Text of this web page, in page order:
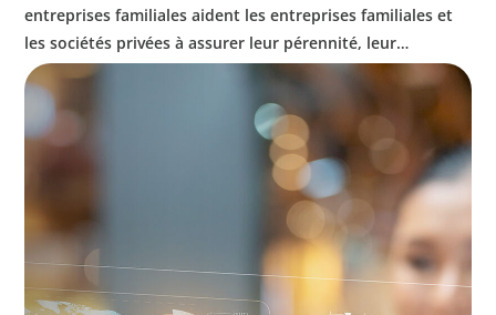
entreprises familiales aident les entreprises familiales et
les sociétés privées à assurer leur pérennité, leur
croissance et leur succès durable grâce à un leadership
exceptionnel. Nous collaborons avec les fondateurs et les
propriétaires pour préserver leur héritage tout en
préparant leurs entreprises pour l'avenir.